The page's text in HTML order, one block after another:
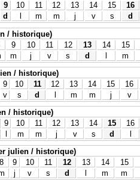
9 10 11 12 13 14 15
16
d m m j v s
d
/ historique)
9 10 11 12 13 14
15
m j v s d l
m
/ historique)
9 10 11 12 13 14 15
16
v s d m m j
v
/ historique)
9 10 11 12 13 14 15
16
m m j v s d
julien / historique)
8 9 10 11 12 13 14 15
j v s d m
m